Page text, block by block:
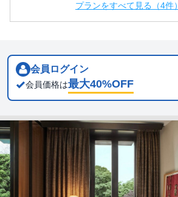
プランをすべて見る（4件）
会員ログイン
会員価格は最大40%OFF